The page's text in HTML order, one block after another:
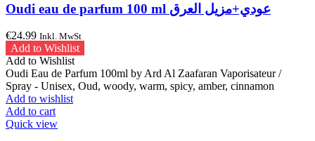
Oudi eau de parfum 100 ml عودي+مزيل العرق
€24.99 Inkl. MwSt
Add to Wishlist
Add to Wishlist
Oudi Eau de Parfum 100ml by Ard Al Zaafaran Vaporisateur /
Spray - Unisex, Oud, woody, warm, spicy, amber, cinnamon
Add to wishlist
Add to cart
Quick view